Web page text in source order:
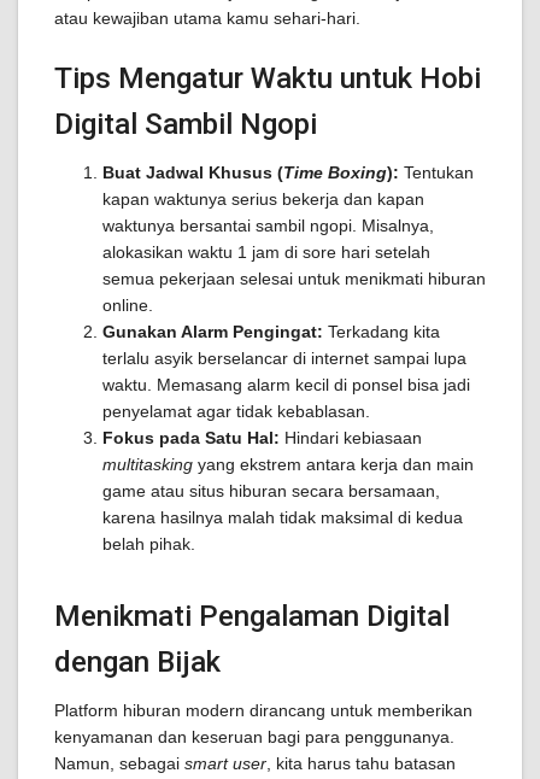
atau kewajiban utama kamu sehari-hari.
Tips Mengatur Waktu untuk Hobi
Digital Sambil Ngopi
Buat Jadwal Khusus (Time Boxing): Tentukan
kapan waktunya serius bekerja dan kapan
waktunya bersantai sambil ngopi. Misalnya,
alokasikan waktu 1 jam di sore hari setelah
semua pekerjaan selesai untuk menikmati hiburan
online.
Gunakan Alarm Pengingat: Terkadang kita
terlalu asyik berselancar di internet sampai lupa
waktu. Memasang alarm kecil di ponsel bisa jadi
penyelamat agar tidak kebablasan.
Fokus pada Satu Hal: Hindari kebiasaan
multitasking yang ekstrem antara kerja dan main
game atau situs hiburan secara bersamaan,
karena hasilnya malah tidak maksimal di kedua
belah pihak.
Menikmati Pengalaman Digital
dengan Bijak
Platform hiburan modern dirancang untuk memberikan
kenyamanan dan keseruan bagi para penggunanya.
Namun, sebagai smart user , kita harus tahu batasan